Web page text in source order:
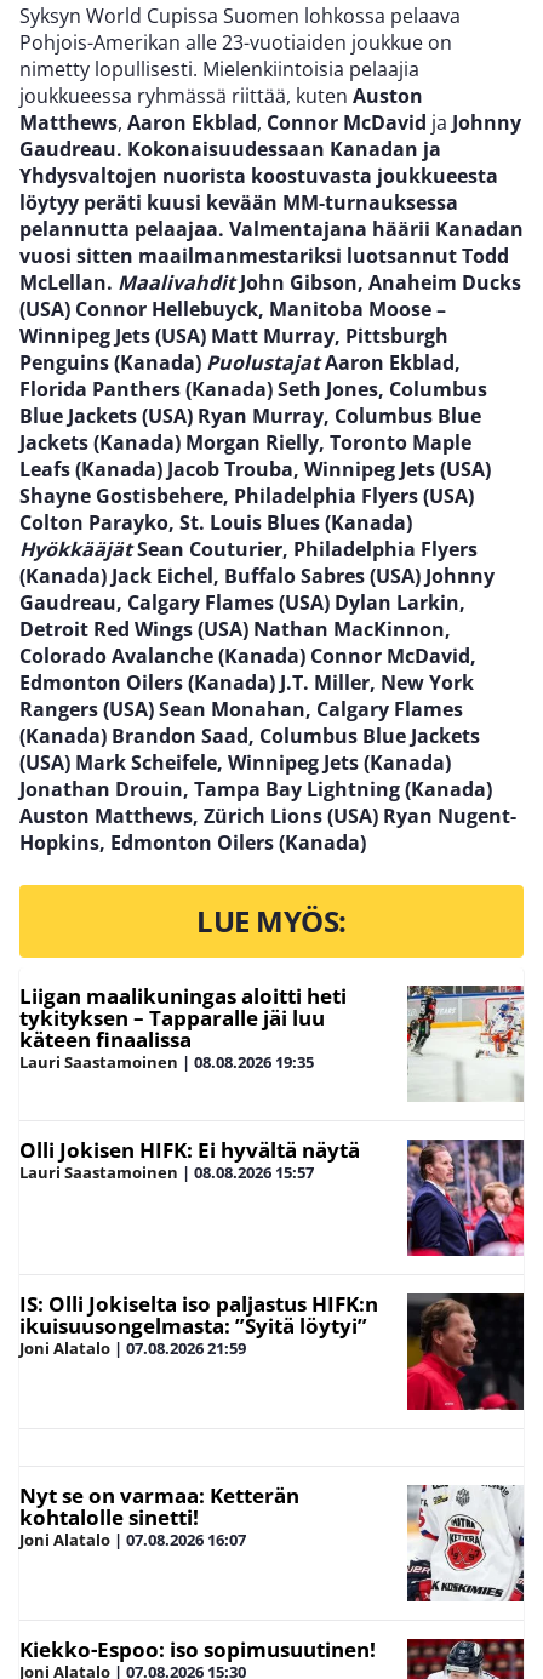
Syksyn World Cupissa Suomen lohkossa pelaava
Pohjois-Amerikan alle 23-vuotiaiden joukkue on
nimetty lopullisesti. Mielenkiintoisia pelaajia
joukkueessa ryhmässä riittää, kuten Auston
Matthews, Aaron Ekblad, Connor McDavid ja Johnny
Gaudreau. Kokonaisuudessaan Kanadan ja
Yhdysvaltojen nuorista koostuvasta joukkueesta
löytyy peräti kuusi kevään MM-turnauksessa
pelannutta pelaajaa. Valmentajana häärii Kanadan
vuosi sitten maailmanmestariksi luotsannutTodd
McLellan. MaalivahditJohn Gibson, Anaheim Ducks
(USA) Connor Hellebuyck, Manitoba Moose –
Winnipeg Jets (USA) Matt Murray, Pittsburgh
Penguins (Kanada) PuolustajatAaron Ekblad,
Florida Panthers (Kanada) Seth Jones, Columbus
Blue Jackets (USA) Ryan Murray, Columbus Blue
Jackets (Kanada) Morgan Rielly, Toronto Maple
Leafs (Kanada) Jacob Trouba, Winnipeg Jets (USA)
Shayne Gostisbehere, Philadelphia Flyers (USA)
Colton Parayko, St. Louis Blues (Kanada)
HyökkääjätSean Couturier, Philadelphia Flyers
(Kanada) Jack Eichel, Buffalo Sabres (USA) Johnny
Gaudreau, Calgary Flames (USA) Dylan Larkin,
Detroit Red Wings (USA) Nathan MacKinnon,
Colorado Avalanche (Kanada) Connor McDavid,
Edmonton Oilers (Kanada) J.T. Miller, New York
Rangers (USA) Sean Monahan, Calgary Flames
(Kanada) Brandon Saad, Columbus Blue Jackets
(USA) Mark Scheifele, Winnipeg Jets (Kanada)
Jonathan Drouin, Tampa Bay Lightning (Kanada)
Auston Matthews, Zürich Lions (USA) Ryan Nugent-
Hopkins, Edmonton Oilers (Kanada)
LUE MYÖS:
Liigan maalikuningas aloitti heti
tykityksen – Tapparalle jäi luu
käteen finaalissa
Lauri Saastamoinen | 08.08.2026 19:35
Olli Jokisen HIFK: Ei hyvältä näytä
Lauri Saastamoinen | 08.08.2026 15:57
IS: Olli Jokiselta iso paljastus HIFK:n
ikuisuusongelmasta: ”Syitä löytyi”
Joni Alatalo | 07.08.202621:59
Nyt se on varmaa: Ketterän
kohtalolle sinetti!
Joni Alatalo | 07.08.2026 16:07
Kiekko-Espoo: iso sopimusuutinen!
Joni Alatalo | 07.08.2026 15:30